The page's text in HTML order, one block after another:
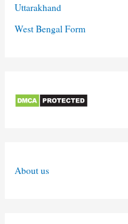
Uttarakhand
West Bengal Form
About us